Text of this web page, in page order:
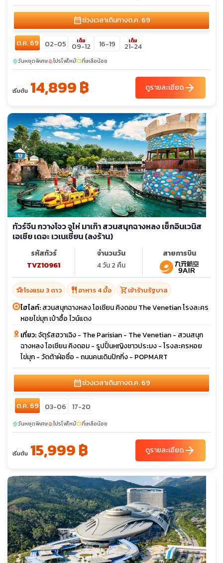
calendar_monthช่วงเวลาเดินทางต.ค. 69
ต.ค. 69 02-05 เต็ม
09-12 16-19 เต็ม
21-24
sunnyวันหยุดพิเศษlocal_fire_departmentโปรไฟไหม้confirmation_numberที่เหลือน้อย
เริ่มต้น 14,899 ฿ ดูรายละเอียดarrow_forward
ทัวร์จีน กวางโจว จูไห่ มาเก๊า สวนสนุกฉางหลง เช็กอินเวนิส
เอเชีย เดอะ เวเนเชี่ยน (ลงร้าน)
รหัสทัวร์
TVZ10961
จำนวนวัน
4 วัน 2 คืน
สายการบิน
hotel_classโรงแรม 3 ดาว restaurant อาหาร 4 มื้อ shopping_cartเข้าร้านรัฐบาล
ไฮไลท์:สวนสนุกฉางหลง โอเชียน คิงดอม The Venetian โรงละคร
หอยไข่มุก เป๋าฮื้อ ไวน์แดง
เที่ยว:จัตุรัสฮวาเฉิง - The Parisian - The Venetian - สวนสนุก
ฉางหลง โอเชียน คิงดอม - รูปปั้นหญิงชาวประมง - โรงละครหอย
ไข่มุก - วัดต้าฝ่อซื่อ - ถนนคนเดินปักกิ่ง - POPMART
calendar_monthช่วงเวลาเดินทางต.ค. 69
ต.ค. 69 03-06 17-20
sunnyวันหยุดพิเศษlocal_fire_departmentโปรไฟไหม้confirmation_numberที่เหลือน้อย
เริ่มต้น 15,999 ฿ ดูรายละเอียดarrow_forward